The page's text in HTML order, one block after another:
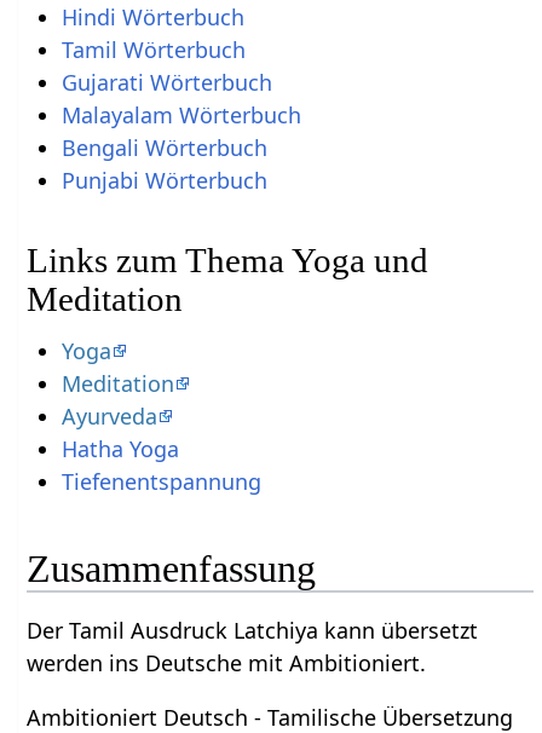
Hindi Wörterbuch
Tamil Wörterbuch
Gujarati Wörterbuch
Malayalam Wörterbuch
Bengali Wörterbuch
Punjabi Wörterbuch
Links zum Thema Yoga und
Meditation
Yoga
Meditation
Ayurveda
Hatha Yoga
Tiefenentspannung
Zusammenfassung
Der Tamil Ausdruck Latchiya kann übersetzt
werden ins Deutsche mit Ambitioniert.
Ambitioniert Deutsch - Tamilische Übersetzung